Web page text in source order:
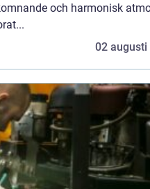
och harmonisk
02 augusti